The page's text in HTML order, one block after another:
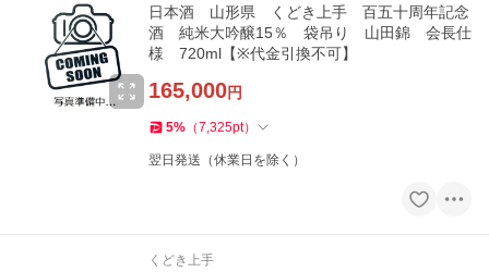
日本酒 山形県 くどき上手 百五十周年記念
酒 純米大吟醸15％ 袋吊り 山田錦 会長仕
様 720ml【※代金引換不可】
165,000円
5% （7,325pt）
翌日発送（休業日を除く）
くどき上手